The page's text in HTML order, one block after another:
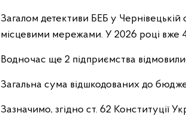
Загалом детективи БЕБ у
місцевими мережами. У 2026 році вже
Водночас ще 2 підприємства
Загальна сума відшкодованих до
Зазначимо, згідно ст. 62 Конституції